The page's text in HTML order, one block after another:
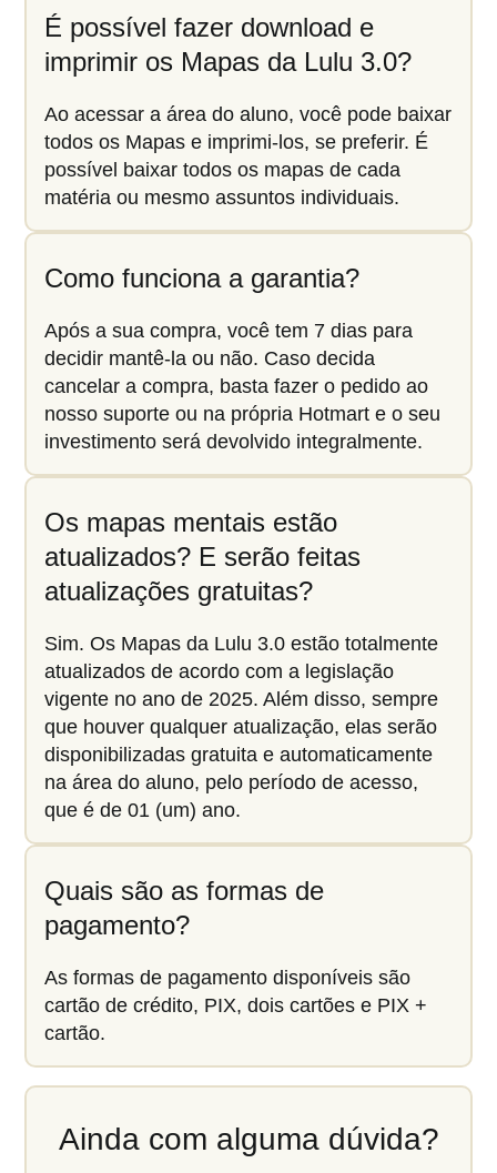
É possível fazer download e
imprimir os Mapas da Lulu 3.0?
Ao acessar a área do aluno, você pode baixar
todos os Mapas e imprimi-los, se preferir. É
possível baixar todos os mapas de cada
matéria ou mesmo assuntos individuais.
Como funciona a garantia?
Após a sua compra, você tem 7 dias para
decidir mantê-la ou não. Caso decida
cancelar a compra, basta fazer o pedido ao
nosso suporte ou na própria Hotmart e o seu
investimento será devolvido integralmente.
Os mapas mentais estão
atualizados? E serão feitas
atualizações gratuitas?
Sim. Os Mapas da Lulu 3.0 estão totalmente
atualizados de acordo com a legislação
vigente no ano de 2025. Além disso, sempre
que houver qualquer atualização, elas serão
disponibilizadas gratuita e automaticamente
na área do aluno, pelo período de acesso,
que é de 01 (um) ano.
Quais são as formas de
pagamento?
As formas de pagamento disponíveis são
cartão de crédito, PIX, dois cartões e PIX +
cartão.
Ainda com alguma dúvida?